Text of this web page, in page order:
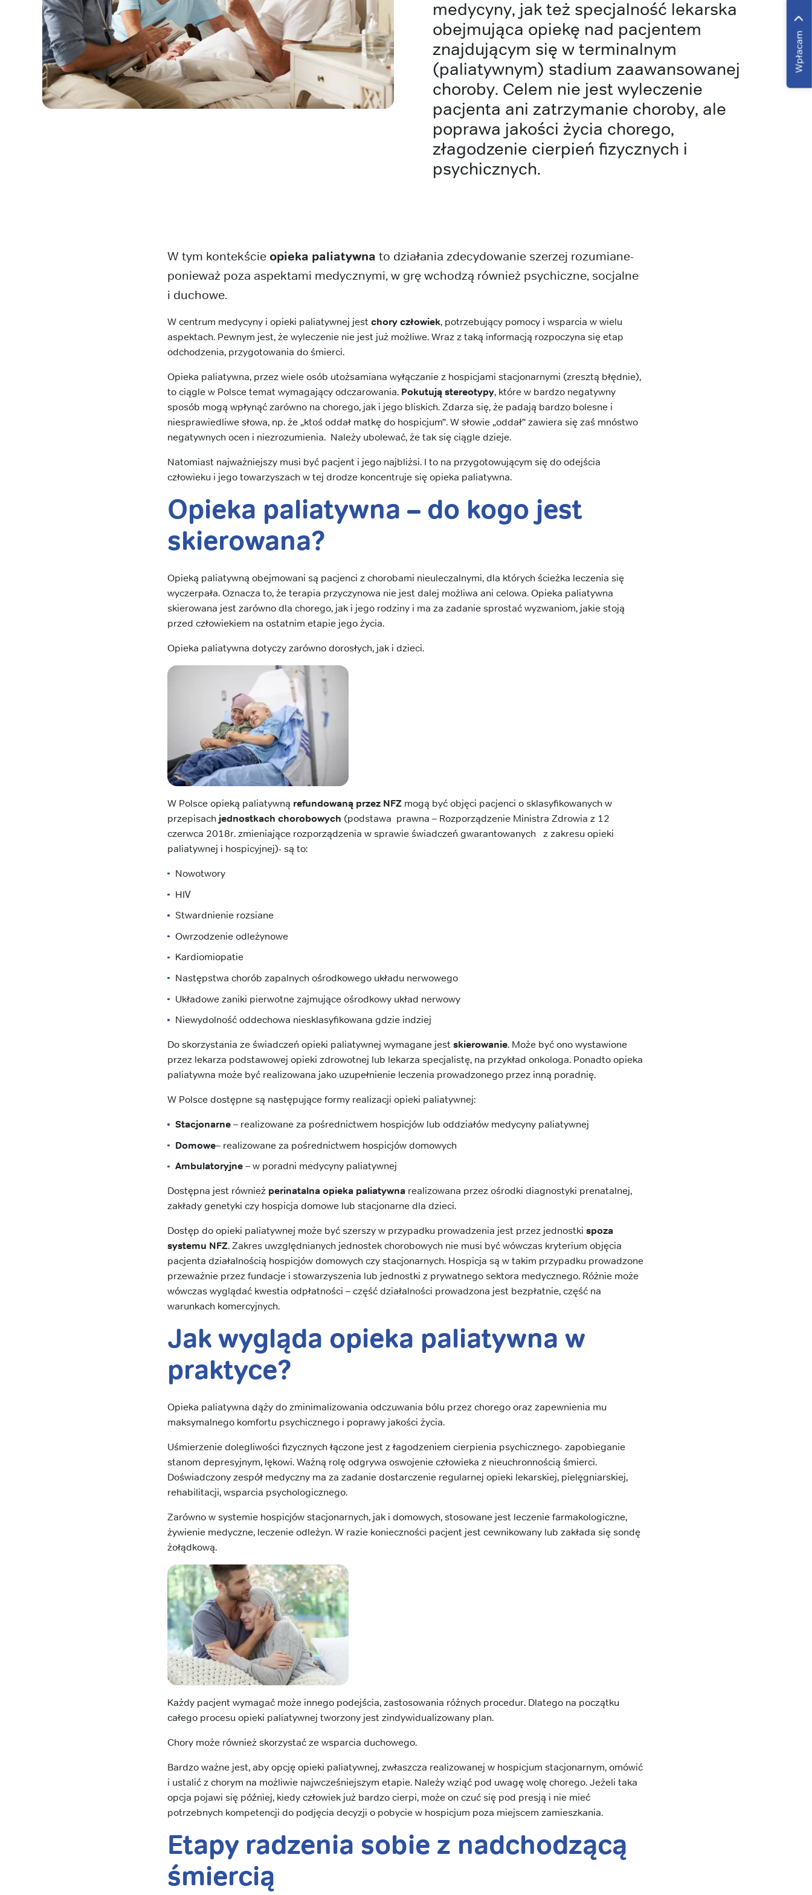
Wpłacam
medycyny, jak też specjalność lekarska
obejmująca opiekę nad pacjentem
znajdującym się w terminalnym
(paliatywnym) stadium zaawansowanej
choroby. Celem nie jest wyleczenie
pacjenta ani zatrzymanie choroby, ale
poprawa jakości życia chorego,
złagodzenie cierpień fizycznych i
psychicznych.
W tym kontekście opieka paliatywna to działania zdecydowanie szerzej rozumiane-
ponieważ poza aspektami medycznymi, w grę wchodzą również psychiczne, socjalne
i duchowe.
W centrum medycyny i opieki paliatywnej jestchory człowiek, potrzebujący pomocy i wsparcia w wielu
aspektach. Pewnym jest, że wyleczenie nie jest już możliwe. Wraz z taką informacją rozpoczyna się etap
odchodzenia, przygotowania do śmierci.
Opieka paliatywna, przez wiele osób utożsamiana wyłączanie z hospicjami stacjonarnymi (zresztą błędnie),
to ciągle w Polsce temat wymagający odczarowania. Pokutują stereotypy, które w bardzo negatywny
sposób mogą wpłynąć zarówno na chorego, jak i jego bliskich. Zdarza się, że padają bardzo bolesne i
niesprawiedliwe słowa, np. że „ktoś oddał matkę do hospicjum”. W słowie „oddał” zawiera się zaś mnóstwo
negatywnych ocen i niezrozumienia. Należy ubolewać, że tak się ciągle dzieje.
Natomiast najważniejszy musi być pacjent i jego najbliżsi. I to na przygotowującym się do odejścia
człowieku i jego towarzyszach w tej drodze koncentruje się opieka paliatywna.
Opieka paliatywna – do kogo jest
skierowana?
Opieką paliatywną obejmowani są pacjenci z chorobami nieuleczalnymi, dla których ścieżka leczenia się
wyczerpała. Oznacza to, że terapia przyczynowa nie jest dalej możliwa ani celowa. Opieka paliatywna
skierowana jest zarówno dla chorego, jak i jego rodziny i ma za zadanie sprostać wyzwaniom, jakie stoją
przed człowiekiem na ostatnim etapie jego życia.
Opieka paliatywna dotyczy zarówno dorosłych, jak i dzieci.
W Polsce opieką paliatywną refundowaną przez NFZ mogą być objęci pacjenci o sklasyfikowanych w
przepisach jednostkach chorobowych (podstawa prawna – Rozporządzenie Ministra Zdrowia z 12
czerwca 2018r. zmieniające rozporządzenia w sprawie świadczeń gwarantowanych z zakresu opieki
paliatywnej i hospicyjnej)- są to:
Nowotwory
HIV
Stwardnienie rozsiane
Owrzodzenie odleżynowe
Kardiomiopatie
Następstwa chorób zapalnych ośrodkowego układu nerwowego
Układowe zaniki pierwotne zajmujące ośrodkowy układ nerwowy
Niewydolność oddechowa niesklasyfikowana gdzie indziej
Do skorzystania ze świadczeń opieki paliatywnej wymagane jestskierowanie. Może być ono wystawione
przez lekarza podstawowej opieki zdrowotnej lub lekarza specjalistę, na przykład onkologa. Ponadto opieka
paliatywna może być realizowana jako uzupełnienie leczenia prowadzonego przez inną poradnię.
W Polsce dostępne są następujące formy realizacji opieki paliatywnej:
Stacjonarne– realizowane za pośrednictwem hospicjów lub oddziałów medycyny paliatywnej
Domowe– realizowane za pośrednictwem hospicjów domowych
Ambulatoryjne– w poradni medycyny paliatywnej
Dostępna jest również perinatalna opieka paliatywna realizowana przez ośrodki diagnostyki prenatalnej,
zakłady genetyki czy hospicja domowe lub stacjonarne dla dzieci.
Dostęp do opieki paliatywnej może być szerszy w przypadku prowadzenia jest przez jednostkispoza
systemu NFZ. Zakres uwzględnianych jednostek chorobowych nie musi być wówczas kryterium objęcia
pacjenta działalnością hospicjów domowych czy stacjonarnych. Hospicja są w takim przypadku prowadzone
przeważnie przez fundacje i stowarzyszenia lub jednostki z prywatnego sektora medycznego. Różnie może
wówczas wyglądać kwestia odpłatności – część działalności prowadzona jest bezpłatnie, część na
warunkach komercyjnych.
Jak wygląda opieka paliatywna w
praktyce?
Opieka paliatywna dąży do zminimalizowania odczuwania bólu przez chorego oraz zapewnienia mu
maksymalnego komfortu psychicznego i poprawy jakości życia.
Uśmierzenie dolegliwości fizycznych łączone jest z łagodzeniem cierpienia psychicznego- zapobieganie
stanom depresyjnym, lękowi. Ważną rolę odgrywa oswojenie człowieka z nieuchronnością śmierci.
Doświadczony zespół medyczny ma za zadanie dostarczenie regularnej opieki lekarskiej, pielęgniarskiej,
rehabilitacji, wsparcia psychologicznego.
Zarówno w systemie hospicjów stacjonarnych, jak i domowych, stosowane jest leczenie farmakologiczne,
żywienie medyczne, leczenie odleżyn. W razie konieczności pacjent jest cewnikowany lub zakłada się sondę
żołądkową.
Każdy pacjent wymagać może innego podejścia, zastosowania różnych procedur. Dlatego na początku
całego procesu opieki paliatywnej tworzony jest zindywidualizowany plan.
Chory może również skorzystać ze wsparcia duchowego.
Bardzo ważne jest, aby opcję opieki paliatywnej, zwłaszcza realizowanej w hospicjum stacjonarnym, omówić
i ustalić z chorym na możliwie najwcześniejszym etapie. Należy wziąć pod uwagę wolę chorego. Jeżeli taka
opcja pojawi się później, kiedy człowiek już bardzo cierpi, może on czuć się pod presją i nie mieć
potrzebnych kompetencji do podjęcia decyzji o pobycie w hospicjum poza miejscem zamieszkania.
Etapy radzenia sobie z nadchodzącą
śmiercią